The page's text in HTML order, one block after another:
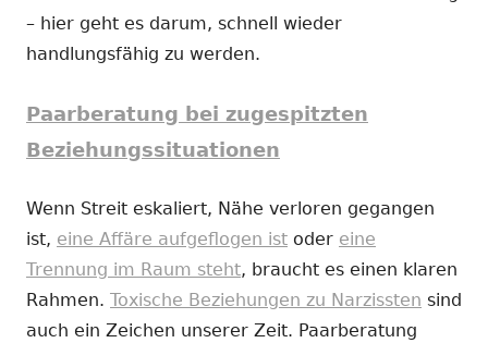
– hier geht es darum, schnell wieder
handlungsfähig zu werden.
Paarberatung bei zugespitzten
Beziehungssituationen
Wenn Streit eskaliert, Nähe verloren gegangen
ist, eine Affäre aufgeflogen ist oder eine
Trennung im Raum steht, braucht es einen klaren
Rahmen. Toxische Beziehungen zu Narzissten sind
auch ein Zeichen unserer Zeit. Paarberatung